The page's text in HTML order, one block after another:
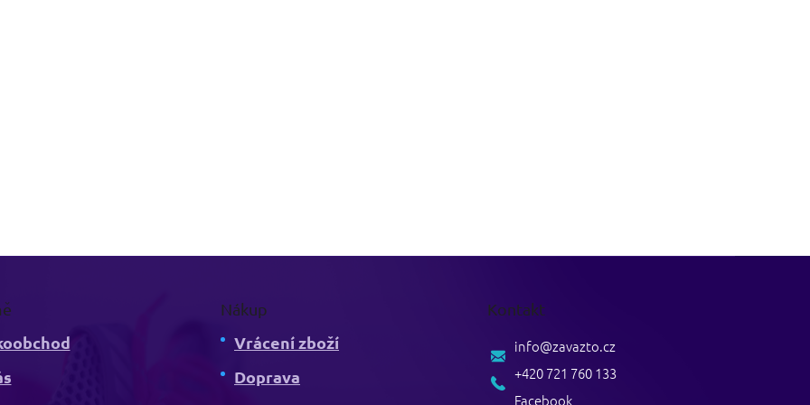
Nákup
Vrácení zboží
Doprava
Kontakt
info@zavazto.cz
+420 721 760 133
Facebook